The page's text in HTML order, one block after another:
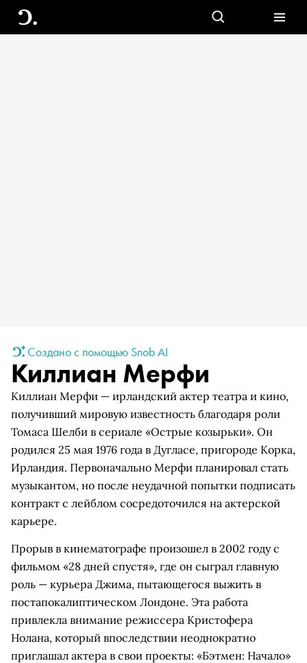
Создано с помощью Snob AI
Киллиан Мерфи
Киллиан Мерфи — ирландский актер театра и кино,
получивший мировую известность благодаря роли
Томаса Шелби в сериале «Острые козырьки». Он
родился 25 мая 1976 года в Дугласе, пригороде Корка,
Ирландия. Первоначально Мерфи планировал стать
музыкантом, но после неудачной попытки подписать
контракт с лейблом сосредоточился на актерской
карьере.
Прорыв в кинематографе произошел в 2002 году с
фильмом «28 дней спустя», где он сыграл главную
роль — курьера Джима, пытающегося выжить в
постапокалиптическом Лондоне. Эта работа
привлекла внимание режиссера Кристофера
Нолана, который впоследствии неоднократно
приглашал актера в свои проекты: «Бэтмен: Начало»